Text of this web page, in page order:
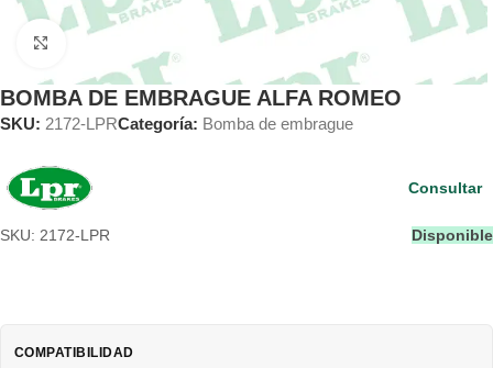
BOMBA DE EMBRAGUE ALFA ROMEO
SKU: 2172-LPRCategoría: Bomba de embrague
SKU: 2172-LPR Disponible
Consultar
COMPATIBILIDAD